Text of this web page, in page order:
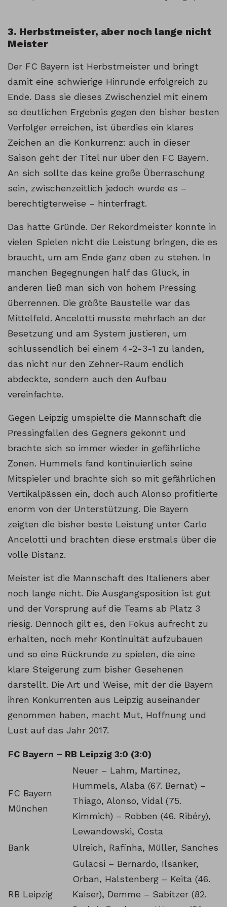
3. Herbstmeister, aber noch lange nicht
Meister
Der FC Bayern ist Herbstmeister und bringt
damit eine schwierige Hinrunde erfolgreich zu
Ende. Dass sie dieses Zwischenziel mit einem
so deutlichen Ergebnis gegen den bisher besten
Verfolger erreichen, ist überdies ein klares
Zeichen an die Konkurrenz: auch in dieser
Saison geht der Titel nur über den FC Bayern.
An sich sollte das keine große Überraschung
sein, zwischenzeitlich jedoch wurde es –
berechtigterweise – hinterfragt.
Das hatte Gründe. Der Rekordmeister konnte in
vielen Spielen nicht die Leistung bringen, die es
braucht, um am Ende ganz oben zu stehen. In
manchen Begegnungen half das Glück, in
anderen ließ man sich von hohem Pressing
überrennen. Die größte Baustelle war das
Mittelfeld. Ancelotti musste mehrfach an der
Besetzung und am System justieren, um
schlussendlich bei einem 4-2-3-1 zu landen,
das nicht nur den Zehner-Raum endlich
abdeckte, sondern auch den Aufbau
vereinfachte.
Gegen Leipzig umspielte die Mannschaft die
Pressingfallen des Gegners gekonnt und
brachte sich so immer wieder in gefährliche
Zonen. Hummels fand kontinuierlich seine
Mitspieler und brachte sich so mit gefährlichen
Vertikalpässen ein, doch auch Alonso profitierte
enorm von der Unterstützung. Die Bayern
zeigten die bisher beste Leistung unter Carlo
Ancelotti und brachten diese erstmals über die
volle Distanz.
Meister ist die Mannschaft des Italieners aber
noch lange nicht. Die Ausgangsposition ist gut
und der Vorsprung auf die Teams ab Platz 3
riesig. Dennoch gilt es, den Fokus aufrecht zu
erhalten, noch mehr Kontinuität aufzubauen
und so eine Rückrunde zu spielen, die eine
klare Steigerung zum bisher Gesehenen
darstellt. Die Art und Weise, mit der die Bayern
ihren Konkurrenten aus Leipzig auseinander
genommen haben, macht Mut, Hoffnung und
Lust auf das Jahr 2017.
FC Bayern – RB Leipzig 3:0 (3:0)
FC Bayern
München
Neuer – Lahm, Martínez,
Hummels, Alaba (67. Bernat) –
Thiago, Alonso, Vidal (75.
Kimmich) – Robben (46. Ribéry),
Lewandowski, Costa
Bank
Ulreich, Rafinha, Müller, Sanches
RB Leipzig
Gulacsi – Bernardo, Ilsanker,
Orban, Halstenberg – Keita (46.
Kaiser), Demme – Sabitzer (82.